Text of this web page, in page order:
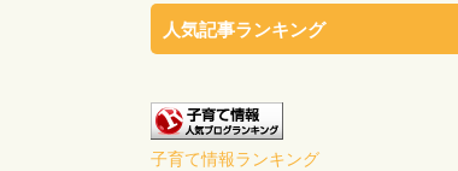
人気記事ランキング
子育て情報ランキング